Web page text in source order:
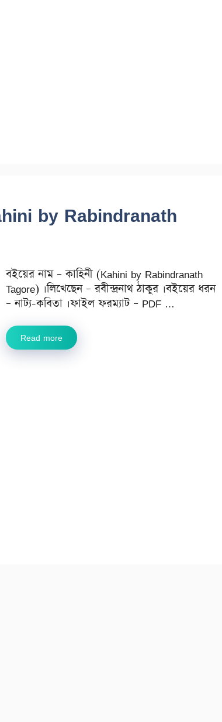
by Rabindranath
বইয়ের নাম – কাহিনী (Kahini by Rabindranath
Tagore) ।লিখেছেন – রবীন্দ্রনাথ ঠাকুর ।বইয়ের ধরন
– নাট্য-কবিতা ।ফাইল ফরম্যাট – PDF …
Read more